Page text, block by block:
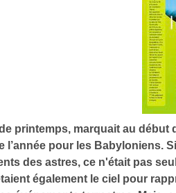
printemps, marquait au début
l’année pour les Babyloniens.
des astres, ce n'était pas
également le ciel pour